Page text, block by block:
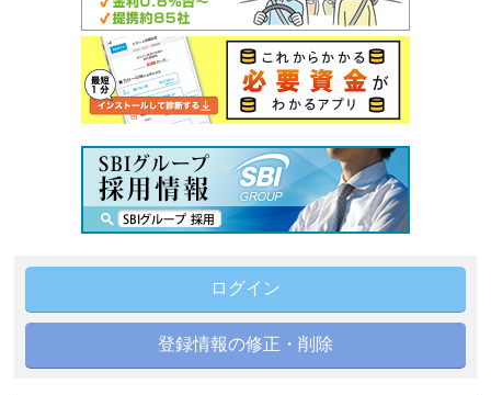
ログイン
登録情報の修正・削除